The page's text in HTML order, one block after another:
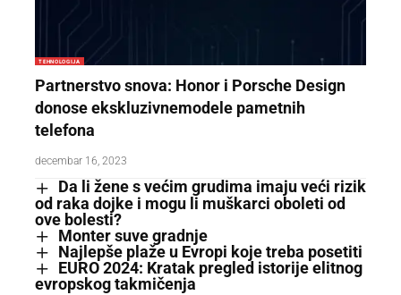
TEHNOLOGIJA
Partnerstvo snova: Honor i Porsche Design
donose ekskluzivnemodele pametnih
telefona
decembar 16, 2023
Da li žene s većim grudima imaju veći rizik
od raka dojke i mogu li muškarci oboleti od
ove bolesti?
Monter suve gradnje
Najlepše plaže u Evropi koje treba posetiti
EURO 2024: Kratak pregled istorije elitnog
evropskog takmičenja